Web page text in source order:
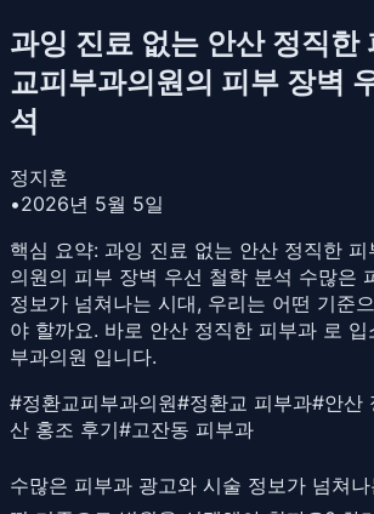
과잉 진료 없는 안산 정직한
교피부과의원의 피부 장벽
석
정지훈
•2026년 5월 5일
핵심 요약: 과잉 진료 없는 안산 정직한
의원의 피부 장벽 우선 철학 분석 수많은
정보가 넘쳐나는 시대, 우리는 어떤 기준
야 할까요. 바로 안산 정직한 피부과 로 입
부과의원 입니다.
#정환교피부과의원#정환교 피부과#안산
산 홍조 후기#고잔동 피부과
수많은 피부과 광고와 시술 정보가 넘쳐